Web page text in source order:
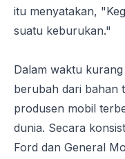
itu menyatakan,
suatu keburukan."
Dalam waktu
berubah dari bahan
produsen mobil
dunia. Secara
Ford dan General